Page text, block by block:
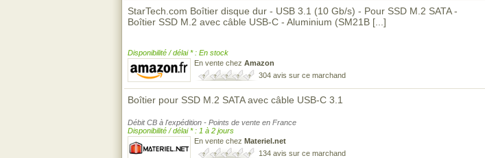
StarTech.com Boîtier disque dur - USB 3.1 (10 Gb/s) - Pour SSD M.2 SATA -
Boîtier SSD M.2 avec câble USB-C - Aluminium (SM21B [...]
Disponibilité / délai * : En stock
En vente chez Amazon
304 avis sur ce marchand
Boîtier pour SSD M.2 SATA avec câble USB-C 3.1
Débit CB à l'expédition - Points de vente en France
Disponibilité / délai * : 1 à 2 jours
En vente chez Materiel.net
134 avis sur ce marchand